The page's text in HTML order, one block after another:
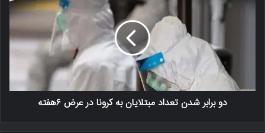
دو برابر شدن تعداد مبتلایان به کرونا در عرض ۶هفته